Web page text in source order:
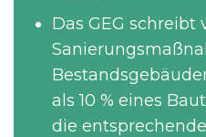
Das GEG schreibt
als 10 % eines
die